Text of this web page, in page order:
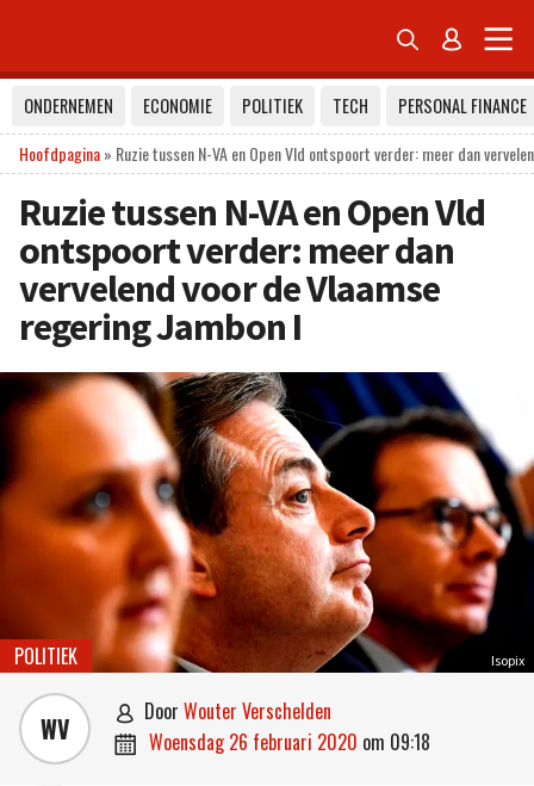
 
ONDERNEMEN ECONOMIE POLITIEK TECH
PERSONAL FINANCE
Hoofdpagina» Ruzie tussen N-VA en Open Vld ontspoort verder: meer dan
Ruzie tussen N-VA en Open Vld
ontspoort verder: meer dan
vervelend voor de Vlaamse
regering Jambon I
Isopix
POLITIEK
WV  door Wouter Verschelden
 woensdag 26 februari 2020 om 09:18